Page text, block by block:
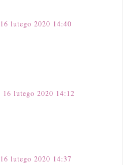
16 lutego 2020 14:40
16 lutego 2020 14:12
16 lutego 2020 14:37